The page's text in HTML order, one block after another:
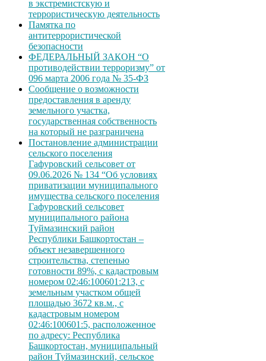
в экстремистскую и
террористическую деятельность
Памятка по
антитеррористической
безопасности
ФЕДЕРАЛЬНЫЙ ЗАКОН “О
противодействии терроризму” от
096 марта 2006 года № 35-ФЗ
Сообщение о возможности
предоставления в аренду
земельного участка,
государственная собственность
на который не разграничена
Постановление администрации
сельского поселения
Гафуровский сельсовет от
09.06.2026 № 134 “Об условиях
приватизации муниципального
имущества сельского поселения
Гафуровский сельсовет
муниципального района
Туймазинский район
Республики Башкортостан –
объект незавершенного
строительства, степенью
готовности 89%, с кадастровым
номером 02:46:100601:213, с
земельным участком общей
площадью 3672 кв.м., с
кадастровым номером
02:46:100601:5, расположенное
по адресу: Республика
Башкортостан, муниципальный
район Туймазинский, сельское